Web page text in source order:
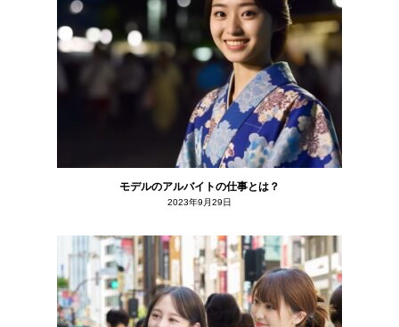
モデルのアルバイトの仕事とは？
2023年9月29日